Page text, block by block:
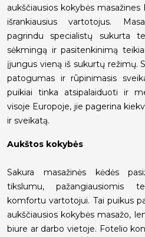
aukščiausios kokybės
išrankiausius vartotojus.
pagrindu specialistų sukurta
sėkmingą ir pasitenkinimą
įjungus vieną iš sukurtų režimų.
patogumas ir rūpinimasis
puikiai tinka atsipalaiduoti ir
visoje Europoje, jie pagerina
ir sveikatą.
Aukštos kokybės
Sakura masažinės kėdės
tikslumu, pažangiausiomis
komfortu vartotojui. Tai puikus
aukščiausios kokybės masažo,
biure ar darbo vietoje. Fotelio